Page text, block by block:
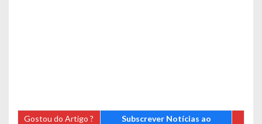
Gostou do Artigo ?
Subscrever Notícias ao